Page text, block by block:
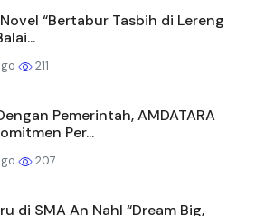
“Bertabur Tasbih di Lereng
211
Pemerintah, AMDATARA
Per...
207
di SMA An Nahl “Dream Big,